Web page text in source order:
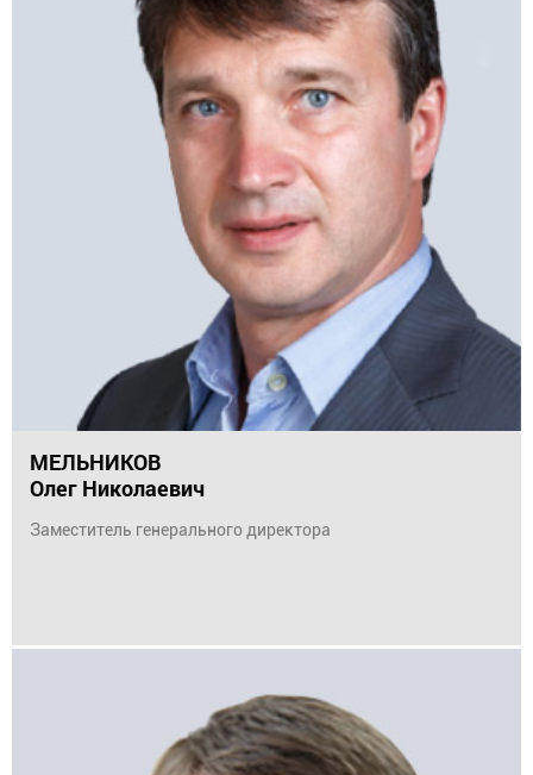
МЕЛЬНИКОВ
Олег Николаевич
Заместитель генерального директора